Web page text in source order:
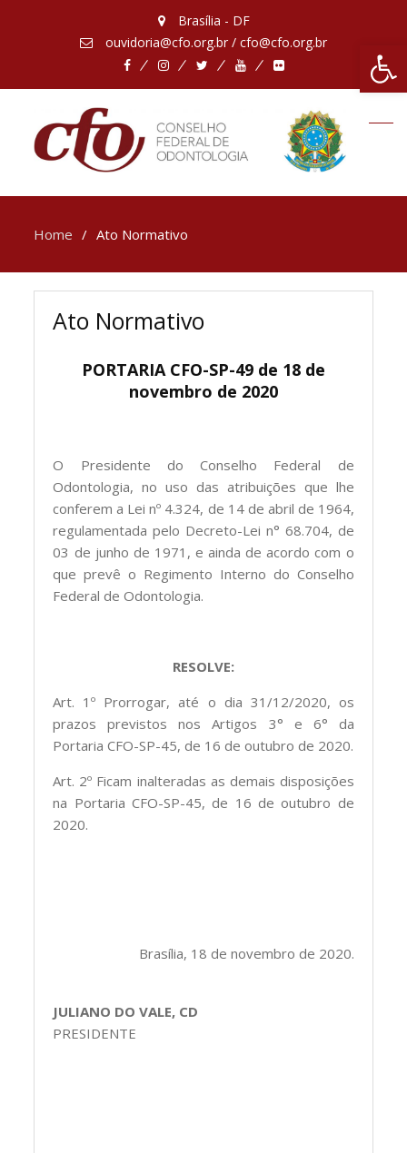
Brasília - DF
ouvidoria@cfo.org.br / cfo@cfo.org.br
FacebookInstagramTwitterYoutubeFlickr
Home Ato Normativo
Ato Normativo
PORTARIA CFO-SP-49 de 18 de
novembro de 2020
O Presidente do Conselho Federal de
Odontologia, no uso das atribuições que lhe
conferem a Lei nº 4.324, de 14 de abril de 1964,
regulamentada pelo Decreto-Lei n° 68.704, de
03 de junho de 1971, e ainda de acordo com o
que prevê o Regimento Interno do Conselho
Federal de Odontologia.
RESOLVE:
Art. 1º Prorrogar, até o dia 31/12/2020, os
prazos previstos nos Artigos 3° e 6° da
Portaria CFO-SP-45, de 16 de outubro de 2020.
Art. 2º Ficam inalteradas as demais disposições
na Portaria CFO-SP-45, de 16 de outubro de
2020.
Brasília, 18 de novembro de 2020.
JULIANO DO VALE, CD
PRESIDENTE